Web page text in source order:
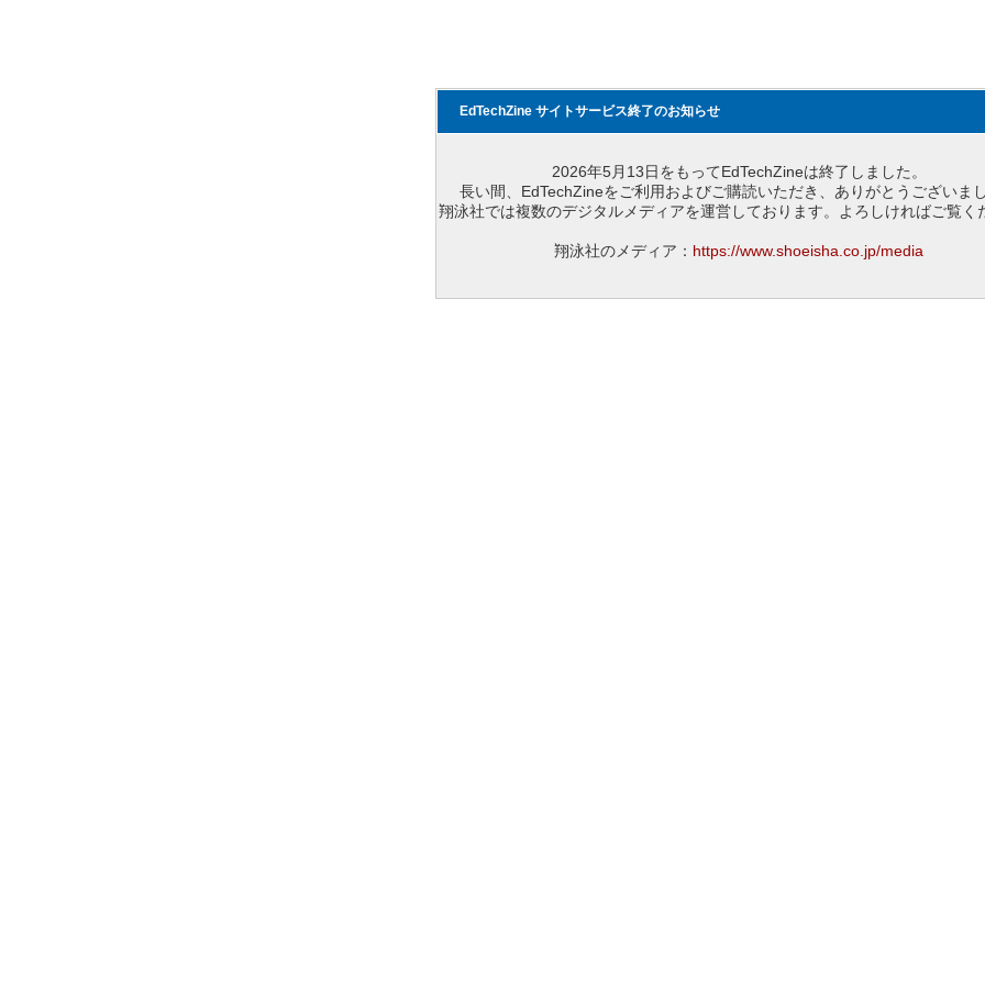
EdTechZine サイトサービス終了のお知らせ
2026年5月13日をもってEdTechZineは終了しました。
長い間、EdTechZineをご利用およびご購読いただき、ありがとうございまし
翔泳社では複数のデジタルメディアを運営しております。よろしければご覧く
翔泳社のメディア： https://www.shoeisha.co.jp/media